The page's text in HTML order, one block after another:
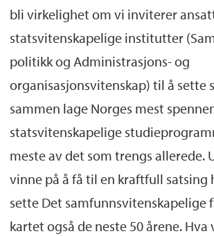
bli virkelighet om vi inviterer
statsvitenskapelige institutter
politikk og Administrasjons- og
organisasjonsvitenskap) til å sette
sammen lage Norges mest
statsvitenskapelige
meste av det som trengs allerede.
vinne på å få til en kraftfull satsing
sette Det samfunnsvitenskapelige
kartet også de neste 50 årene. Hva